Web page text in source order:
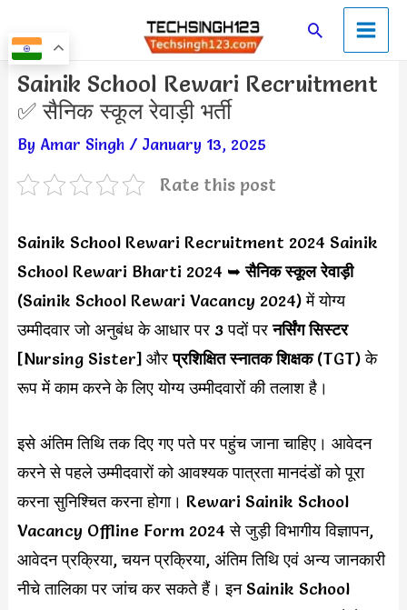
to
content
SearchMain
Menu
Sainik School Rewari Recruitment
✅ सैनिक स्कूल रेवाड़ी भर्ती
By Amar Singh / January 13, 2025
Rate this post
Sainik School Rewari Recruitment 2024 Sainik
School Rewari Bharti 2024 ➥सैनिक स्कूल रेवाड़ी
(Sainik School Rewari Vacancy 2024) में योग्य
उम्मीदवार जो अनुबंध के आधार पर 3 पदों परनर्सिंग सिस्टर
[Nursing Sister] औरप्रशिक्षित स्नातक शिक्षक(TGT) के
रूप में काम करने के लिए योग्य उम्मीदवारों की तलाश है।
इसे अंतिम तिथि तक दिए गए पते पर पहुंच जाना चाहिए। आवेदन
करने से पहले उम्मीदवारों को आवश्यक पात्रता मानदंडों को पूरा
करना सुनिश्चित करना होगा। Rewari Sainik School
Vacancy Offline Form 2024 से जुड़ी विभागीय विज्ञापन,
आवेदन प्रक्रिया, चयन प्रक्रिया, अंतिम तिथि एवं अन्य जानकारी
नीचे तालिका पर जांच कर सकते हैं। इन Sainik School
Post
navigation